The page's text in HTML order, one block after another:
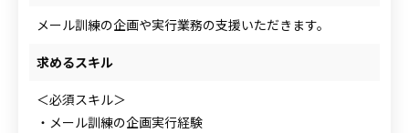
メール訓練の企画や実行業務の支援いただきます。
求めるスキル
＜必須スキル＞
・メール訓練の企画実行経験